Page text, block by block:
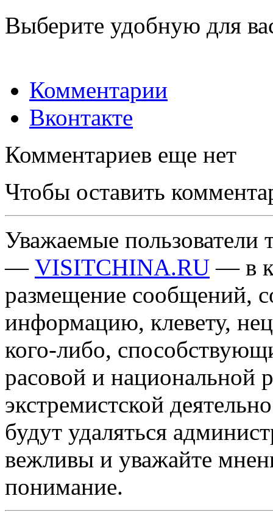
Выберите удобную для
Комментарии
Вконтакте
Комментариев еще нет
Чтобы оставить
Уважаемые пользователи
— VISITCHINA.RU — в
размещение сообщений,
информацию, клевету,
кого-либо,
расовой и национальной
экстремистской
будут удаляться
вежливы и уважайте
понимание.